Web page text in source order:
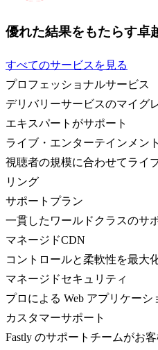
優れた結果をもたらす卓
すべてのサービスを見る
プロフェッショナルサービス
デリバリーサービスのマイグ
エキスパートがサポート
ライブ・エンターテインメン
視聴者の規模に合わせてライ
リング
サポートプラン
一貫したワールドクラスのサ
マネージドCDN
コントロールと柔軟性を最大
マネージドセキュリティ
プロによる Web アプリケーシ
カスタマーサポート
Fastly のサポートチームがお